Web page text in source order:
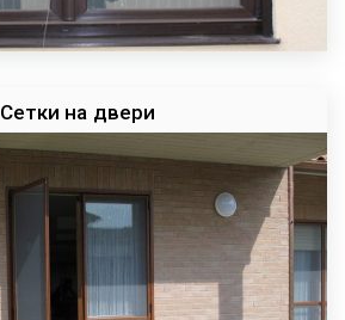
Сетки на двери